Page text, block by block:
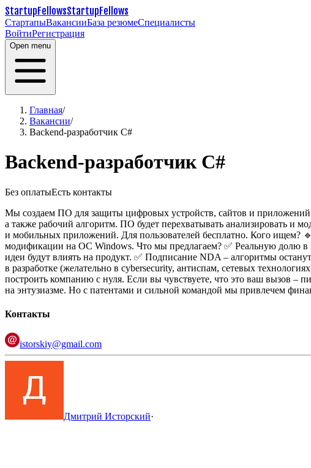
StartupFellowsStartupFellows
СтартапыВакансииБаза резюмеСпециалисты
ВойтиРегистрация
Open menu
Главная/
Вакансии/
Backend-разработчик C#
Backend-разработчик C#
Без оплатыЕсть контакты
Мы создаем ПО для защиты цифровых устройств, сайтов и приложений
а также рабочий алгоритм. ПО будет перехватывать анализировать и
и мобильных приложений. Для пользователей бесплатно. Кого ищем?
модификации на ОС Windows. Что мы предлагаем? ✅ Реальную долю в
идеи будут влиять на продукт. ✅ Подписание NDA – алгоритмы
в разработке (желательно в cybersecurity, антиспам, сетевых
построить компанию с нуля. Если вы чувствуете, что это ваш вызов –
на энтузиазме. Но с патентами и сильной командой мы привлечем
Контакты
istorskiy@gmail.com
Дмитрий Исторский·